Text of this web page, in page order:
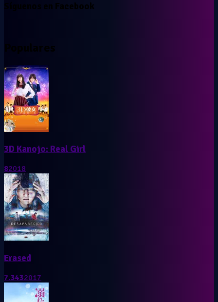
Síguenos en Facebook
Populares
3D Kanojo: Real Girl
82018
Erased
7.3432017